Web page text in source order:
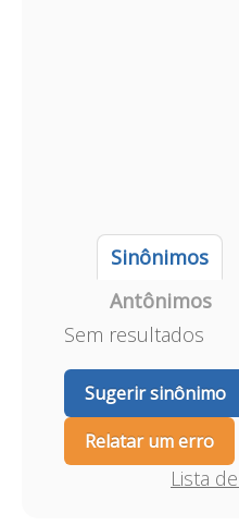
Sinônimos
Antônimos
Sem resultados
Sugerir sinônimo
Relatar um erro
Lista